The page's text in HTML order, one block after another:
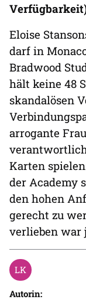
Eloise
darf in
Bradwood
hält keine 48
skandalösen
arrogante
Karten
der Academy
den hohen
gerecht zu
verlieben war
Autorin: